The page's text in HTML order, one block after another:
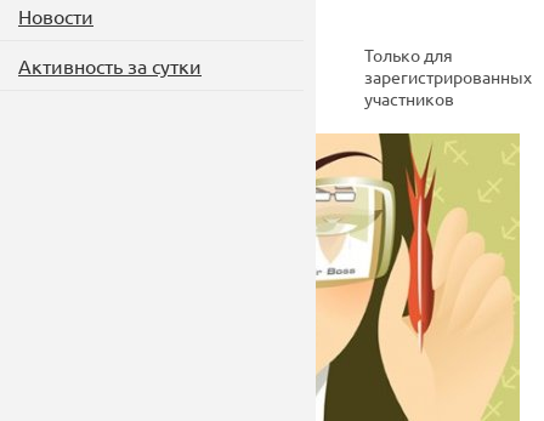
Новости
Активность за сутки
Только для
зарегистрированных
участников